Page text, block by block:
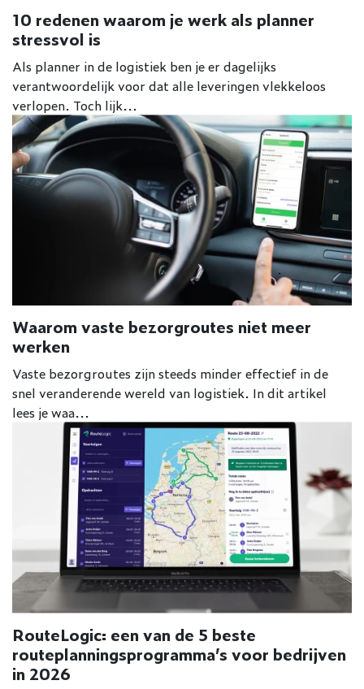
10 redenen waarom je werk als planner
stressvol is
Als planner in de logistiek ben je er dagelijks
verantwoordelijk voor dat alle leveringen vlekkeloos
verlopen. Toch lijk...
Waarom vaste bezorgroutes niet meer
werken
Vaste bezorgroutes zijn steeds minder effectief in de
snel veranderende wereld van logistiek. In dit artikel
lees je waa...
RouteLogic: een van de 5 beste
routeplanningsprogramma’s voor bedrijven
in 2026